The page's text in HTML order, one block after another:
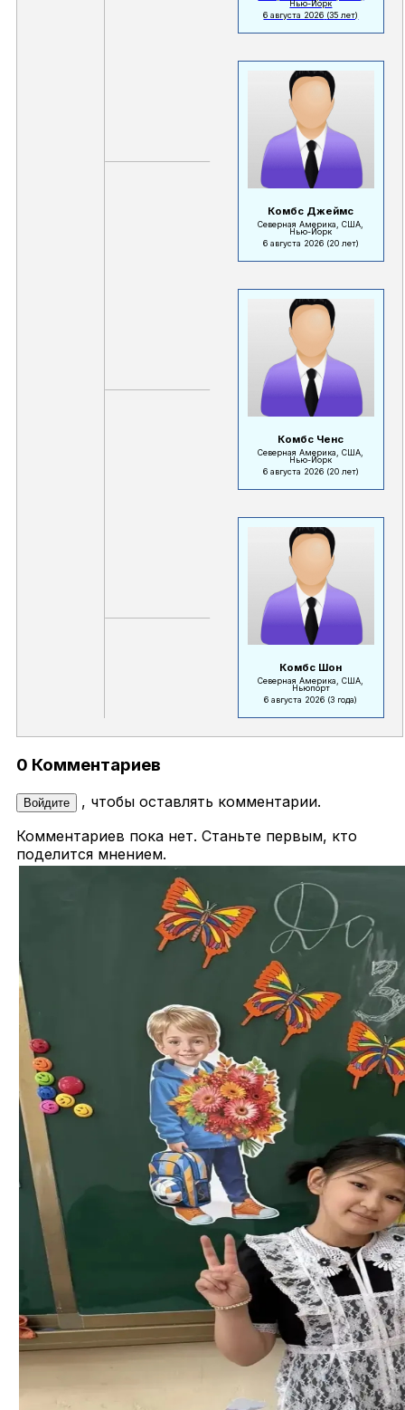
Нью-Йорк
6 августа 2026 (35 лет)
Комбс Джеймс
Северная Америка, США,
Нью-Йорк
6 августа 2026 (20 лет)
Комбс Ченс
Северная Америка, США,
Нью-Йорк
6 августа 2026 (20 лет)
Комбс Шон
Северная Америка, США,
Ньюпорт
6 августа 2026 (3 года)
0 Комментариев
Войдите
, чтобы оставлять комментарии.
Комментариев пока нет. Станьте первым, кто
поделится мнением.